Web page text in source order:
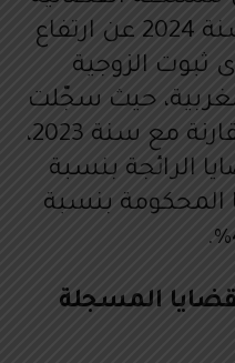
في تقريره السنوي لسنة 2024 عن ارتفاع
ثبوت الزوجية
حيث سجّلت
زيادة بنسبة 17,44% مقارنة مع سنة 2023،
الرائجة بنسبة
المحكومة بنسبة
المسجلة